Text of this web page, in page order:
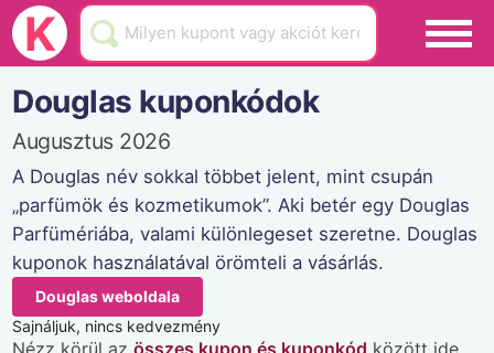
K
Black Friday
Hamarosan lejár
Üzletek
Blog
Akciók
Douglas kuponkódok
Augusztus 2026
A Douglas név sokkal többet jelent, mint csupán
„parfümök és kozmetikumok”. Aki betér egy Douglas
Parfümériába, valami különlegeset szeretne. Douglas
kuponok használatával örömteli a vásárlás.
Douglas weboldala
Sajnáljuk, nincs kedvezmény
Nézz körül azösszes kupon és kuponkód között ide